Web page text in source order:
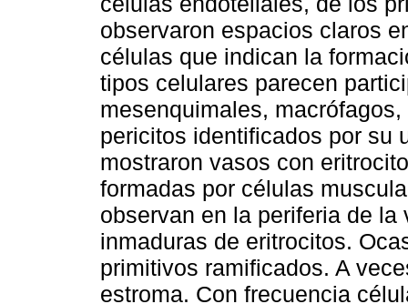
observaron espacios claros
células que indican la
tipos celulares parecen
mesenquimales,
pericitos identificados por su
mostraron vasos con
formadas por células
observan en la periferia de
inmaduras de eritrocitos.
primitivos ramificados. A
estroma. Con frecuencia